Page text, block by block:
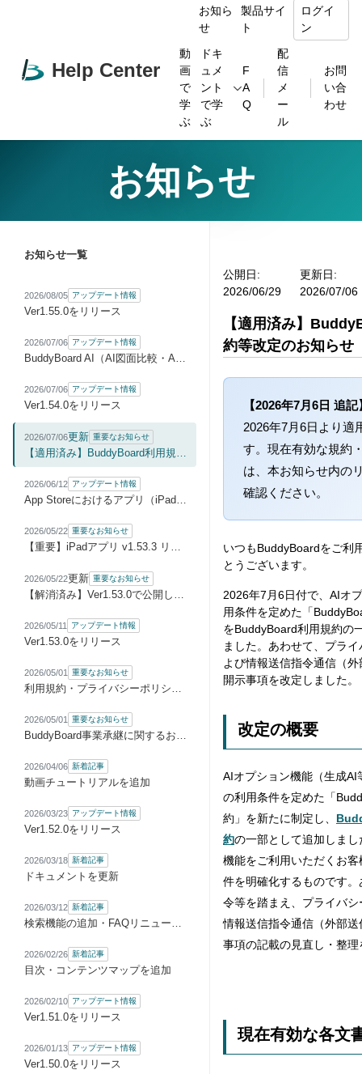
Help Center
お知ら
せ
製品サイ
ト
ログイ
ン
動
画
で
学
ぶ
ドキ
ュメ
ント
で学
ぶ
F
A
Q
配
信
メ
ー
ル
お問
い合
わせ
お知らせ
お知らせ一覧
2026/08/05 アップデート情報
Ver1.55.0をリリース
2026/07/06 アップデート情報
BuddyBoard AI（AI図面比較・AI指摘リスト）をベータ版として提供開始
2026/07/06 アップデート情報
Ver1.54.0をリリース
2026/07/06更新 重要なお知らせ
【適用済み】BuddyBoard利用規約等改定のお知らせ
2026/06/12 アップデート情報
App Storeにおけるアプリ（iPad/iPhone）版の販売元変更に伴う再ログインのお願い
2026/05/22 重要なお知らせ
【重要】iPadアプリ v1.53.3 リリースとアップデートのお願い
2026/05/22更新 重要なお知らせ
【解消済み】Ver1.53.0で公開した機能の仕様変更のお知らせ
2026/05/11 アップデート情報
Ver1.53.0をリリース
2026/05/01 重要なお知らせ
利用規約・プライバシーポリシー改定のお知らせ
2026/05/01 重要なお知らせ
BuddyBoard事業承継に関するお知らせ
2026/04/06 新着記事
動画チュートリアルを追加
2026/03/23 アップデート情報
Ver1.52.0をリリース
2026/03/18 新着記事
ドキュメントを更新
2026/03/12 新着記事
検索機能の追加・FAQリニューアル
2026/02/26 新着記事
目次・コンテンツマップを追加
2026/02/10 アップデート情報
Ver1.51.0をリリース
2026/01/13 アップデート情報
Ver1.50.0をリリース
公開日:
2026/06/29
更新日:
2026/07/06
【適用済み】
約等改定のお知らせ
【2026年7月6日 追記
2026年7月6日より適
す。現在有効な規約
は、本お知らせ内の
確認ください。
いつもBuddyBoardをご利
とうございます。
2026年7月6日付で、AIオ
用条件を定めた「
をBuddyBoard利用規約の
ました。あわせて、プラ
よび情報送信指令通信（
開示事項を改定しました。
改定の概要
AIオプション機能（生成AI
の利用条件を定めた「
約」を新たに制定し、
約の一部として追加しま
機能をご利用いただくお
件を明確化するものです
令等を踏まえ、プライバ
情報送信指令通信（外部
事項の記載の見直し・整
現在有効な各文